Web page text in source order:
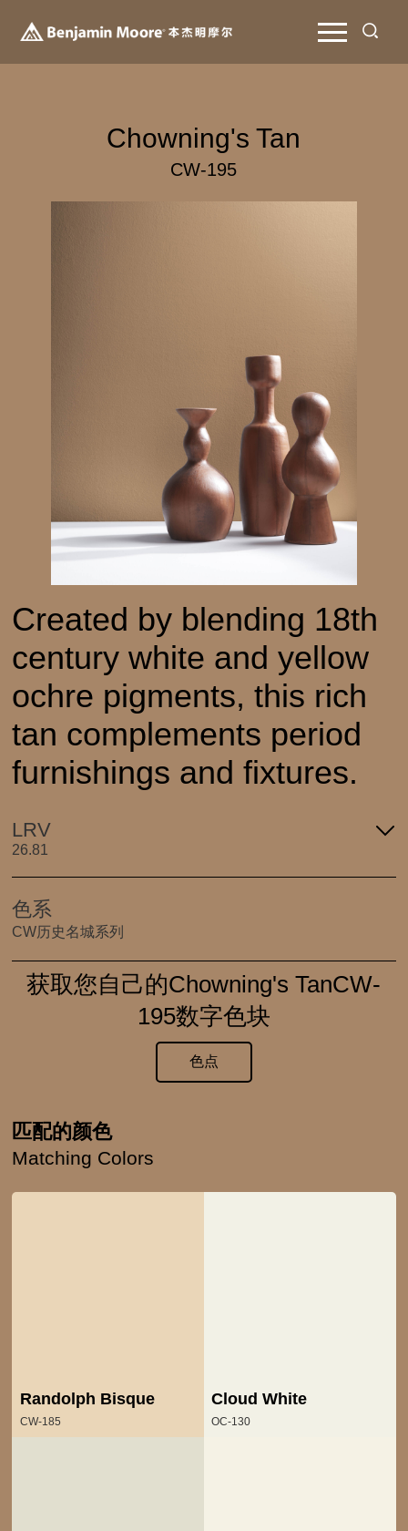
Chowning's Tan
CW-195
Created by blending 18th
century white and yellow
ochre pigments, this rich
tan complements period
furnishings and fixtures.
LRV
26.81
色系
CW历史名城系列
获取您自己的Chowning's TanCW-
195数字色块
色点
匹配的颜色
Matching Colors
Randolph Bisque
CW-185
Cloud White
OC-130